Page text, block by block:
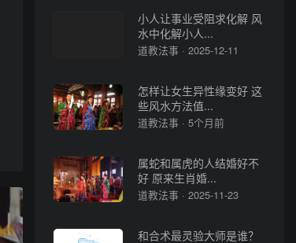
小人让事业受阻求化解 风
水中化解小人...
道教法事 · 2025-12-11
怎样让女生异性缘变好 这
些风水方法值...
道教法事 · 5个月前
属蛇和属虎的人结婚好不
好 原来生肖婚...
道教法事 · 2025-11-23
和合术最灵验大师是谁？